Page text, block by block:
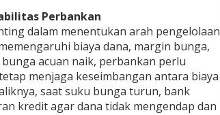
Perbankan
dalam menentukan arah pengelolaan
biaya dana, margin bunga,
acuan naik, perbankan perlu
menjaga keseimbangan antara biaya
saat suku bunga turun, bank
kredit agar dana tidak mengendap dan